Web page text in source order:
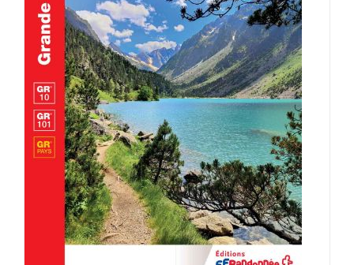
AJOUTER AU PANIER / DÉTAILS